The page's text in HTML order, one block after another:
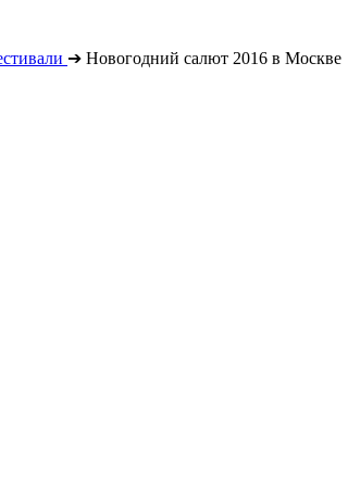
➔ Новогодний салют 2016 в Москве